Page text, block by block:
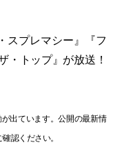
スプレマシー』『フ
・トップ』が放送！
出ています。公開の最新情
認ください。